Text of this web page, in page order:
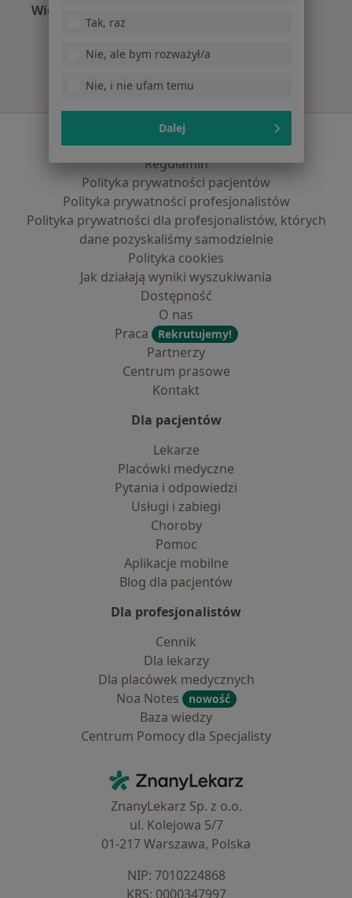
Więcej (15)
Więcej w kategorii: Najczęście leczone
Serwis
Regulamin
Polityka prywatności pacjentów
Polityka prywatności profesjonalistów
Polityka prywatności dla profesjonalistów, których
dane pozyskaliśmy samodzielnie
Polityka cookies
Jak działają wyniki wyszukiwania
Dostępność
O nas
Praca
Rekrutujemy!
Partnerzy
Centrum prasowe
Kontakt
Dla pacjentów
Lekarze
Placówki medyczne
Pytania i odpowiedzi
Usługi i zabiegi
Choroby
Pomoc
Aplikacje mobilne
Blog dla pacjentów
Dla profesjonalistów
Cennik
Dla lekarzy
Dla placówek medycznych
Noa Notes
nowość
Baza wiedzy
Centrum Pomocy dla Specjalisty
ZnanyLekarz - Strona główna
ZnanyLekarz Sp. z o.o.
ul. Kolejowa 5/7
01-217 Warszawa, Polska
NIP: ⁠7010224868
KRS: ⁠0000347997
Tak, raz
Nie, ale bym rozważył/a
Nie, i nie ufam temu
Dalej